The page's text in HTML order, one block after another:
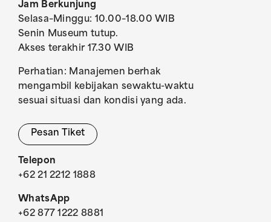
Jam Berkunjung
Selasa–Minggu: 10.00–18.00 WIB
Senin Museum tutup.
Akses terakhir 17.30 WIB
Perhatian: Manajemen berhak
mengambil kebijakan sewaktu-waktu
sesuai situasi dan kondisi yang ada.
Pesan Tiket
Telepon
+62 21 2212 1888
WhatsApp
+62 877 1222 8881